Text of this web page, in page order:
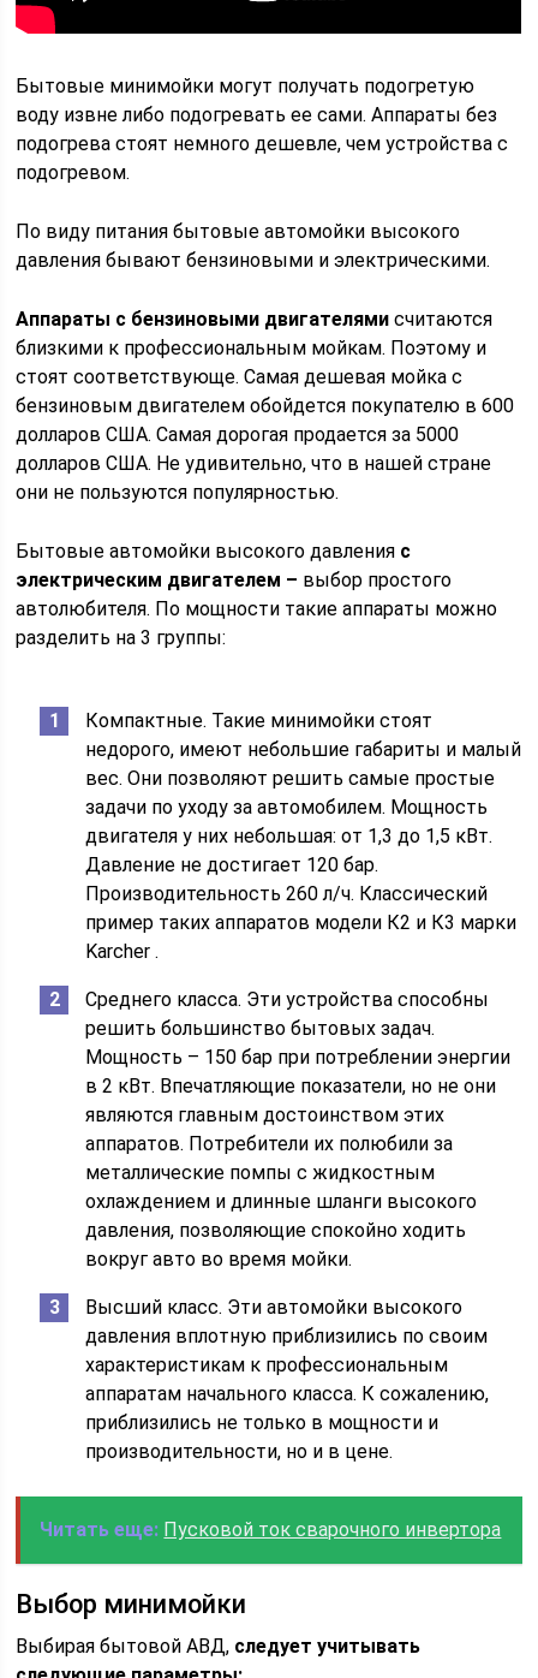
Бытовые минимойки могут получать подогретую
воду извне либо подогревать ее сами. Аппараты без
подогрева стоят немного дешевле, чем устройства с
подогревом.
По виду питания бытовые автомойки высокого
давления бывают бензиновыми и электрическими.
Аппараты с бензиновыми двигателями считаются
близкими к профессиональным мойкам. Поэтому и
стоят соответствующе. Самая дешевая мойка с
бензиновым двигателем обойдется покупателю в 600
долларов США. Самая дорогая продается за 5000
долларов США. Не удивительно, что в нашей стране
они не пользуются популярностью.
Бытовые автомойки высокого давления с
электрическим двигателем – выбор простого
автолюбителя. По мощности такие аппараты можно
разделить на 3 группы:
Компактные. Такие минимойки стоят
недорого, имеют небольшие габариты и малый
вес. Они позволяют решить самые простые
задачи по уходу за автомобилем. Мощность
двигателя у них небольшая: от 1,3 до 1,5 кВт.
Давление не достигает 120 бар.
Производительность 260 л/ч. Классический
пример таких аппаратов модели К2 и К3 марки
Karcher .
Среднего класса. Эти устройства способны
решить большинство бытовых задач.
Мощность – 150 бар при потреблении энергии
в 2 кВт. Впечатляющие показатели, но не они
являются главным достоинством этих
аппаратов. Потребители их полюбили за
металлические помпы с жидкостным
охлаждением и длинные шланги высокого
давления, позволяющие спокойно ходить
вокруг авто во время мойки.
Высший класс. Эти автомойки высокого
давления вплотную приблизились по своим
характеристикам к профессиональным
аппаратам начального класса. К сожалению,
приблизились не только в мощности и
производительности, но и в цене.
Читать еще: Пусковой ток сварочного инвертора
Выбор минимойки
Выбирая бытовой АВД, следует учитывать